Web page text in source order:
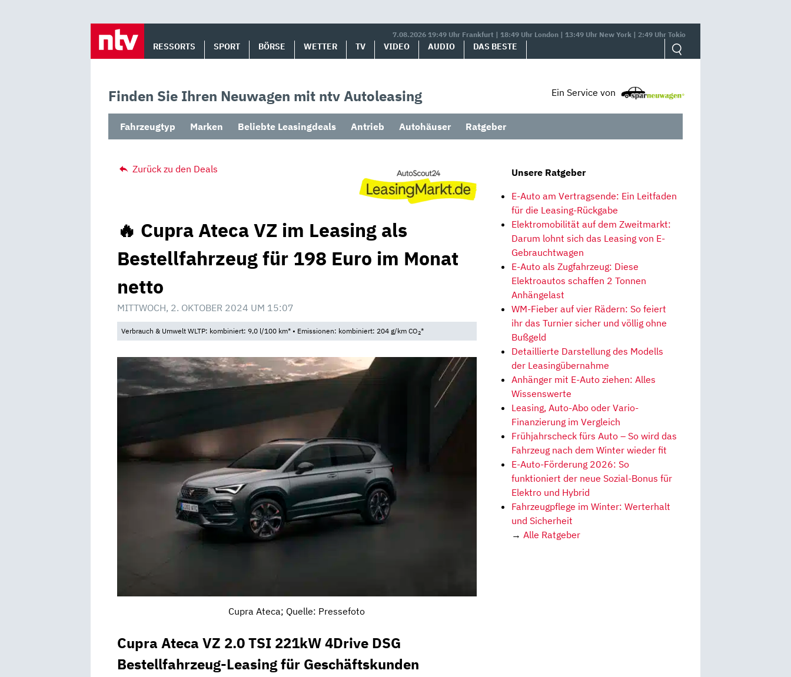
7.08.2026 19:49 Uhr Frankfurt | 18:49 Uhr London | 13:49 Uhr New York | 2:49 Uhr Tokio
RESSORTS SPORT BÖRSE WETTER TV VIDEO AUDIO DAS BESTE
Finden Sie Ihren Neuwagen mit ntv Autoleasing Ein Service von
Fahrzeugtyp Marken Beliebte Leasingdeals Antrieb Autohäuser Ratgeber
Zurück zu den Deals
🔥 Cupra Ateca VZ im Leasing als
Bestellfahrzeug für 198 Euro im Monat
netto
MITTWOCH, 2. OKTOBER 2024 UM 15:07
Verbrauch & Umwelt WLTP: kombiniert: 9,0 l/100 km* • Emissionen: kombiniert: 204 g/km CO2*
Cupra Ateca; Quelle: Pressefoto
Cupra Ateca VZ 2.0 TSI 221kW 4Drive DSG
Bestellfahrzeug-Leasing für Geschäftskunden
Unsere Ratgeber
E-Auto am Vertragsende: Ein Leitfaden
für die Leasing-Rückgabe
Elektromobilität auf dem Zweitmarkt:
Darum lohnt sich das Leasing von E-
Gebrauchtwagen
E-Auto als Zugfahrzeug: Diese
Elektroautos schaffen 2 Tonnen
Anhängelast
WM-Fieber auf vier Rädern: So feiert
ihr das Turnier sicher und völlig ohne
Bußgeld
Detaillierte Darstellung des Modells
der Leasingübernahme
Anhänger mit E-Auto ziehen: Alles
Wissenswerte
Leasing, Auto-Abo oder Vario-
Finanzierung im Vergleich
Frühjahrscheck fürs Auto – So wird das
Fahrzeug nach dem Winter wieder fit
E-Auto-Förderung 2026: So
funktioniert der neue Sozial-Bonus für
Elektro und Hybrid
Fahrzeugpflege im Winter: Werterhalt
und Sicherheit
→ Alle Ratgeber